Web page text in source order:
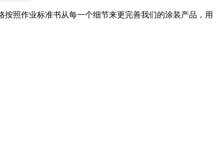
照作业标准书从每一个细节来更完善我们的涂装产品，用